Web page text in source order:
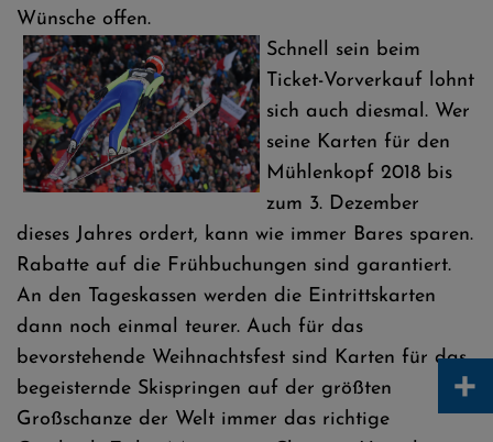
Wünsche offen.
Schnell sein beim
Ticket-Vorverkauf lohnt
sich auch diesmal. Wer
seine Karten für den
Mühlenkopf 2018 bis
zum 3. Dezember
dieses Jahres ordert, kann wie immer Bares sparen.
Rabatte auf die Frühbuchungen sind garantiert.
An den Tageskassen werden die Eintrittskarten
dann noch einmal teurer. Auch für das
bevorstehende Weihnachtsfest sind Karten für das
begeisternde Skispringen auf der größten
Großschanze der Welt immer das richtige
+